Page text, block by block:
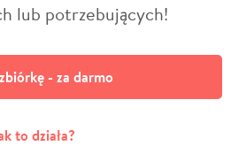
lub potrzebujących!
- za darmo
to działa?